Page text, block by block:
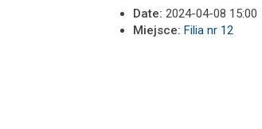
Date: 2024-04-08 15:00
Miejsce: Filia nr 12